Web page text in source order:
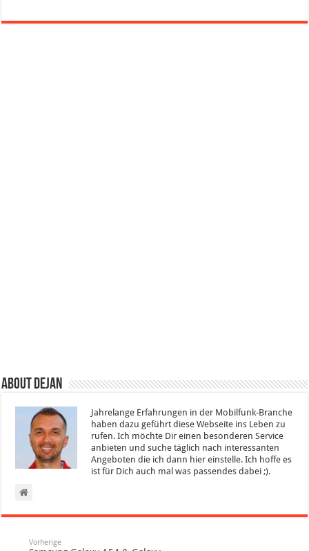
About Dejan
Jahrelange Erfahrungen in der Mobilfunk-Branche
haben dazu geführt diese Webseite ins Leben zu
rufen. Ich möchte Dir einen besonderen Service
anbieten und suche täglich nach interessanten
Angeboten die ich dann hier einstelle. Ich hoffe es
ist für Dich auch mal was passendes dabei ;).
Vorherige